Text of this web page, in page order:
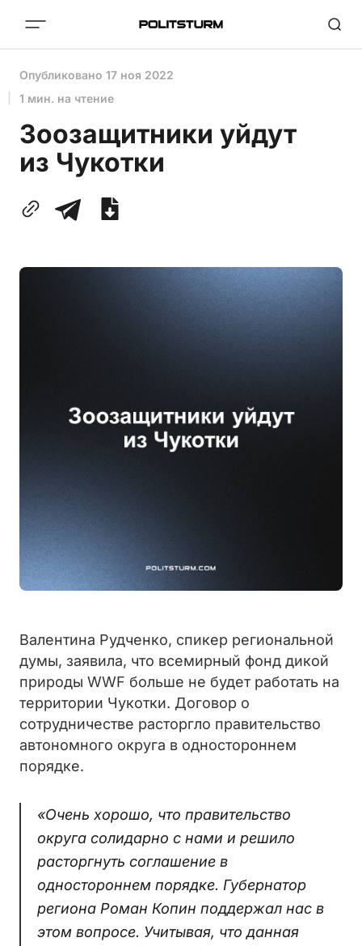
Опубликовано 17 ноя 2022
1 мин. на чтение
Зоозащитники уйдут
из Чукотки
Валентина Рудченко, спикер региональной
думы, заявила, что всемирный фонд дикой
природы WWF больше не будет работать на
территории Чукотки. Договор о
сотрудничестве расторгло правительство
автономного округа в одностороннем
порядке.
«Очень хорошо, что правительство
округа солидарно с нами и решило
расторгнуть соглашение в
одностороннем порядке. Губернатор
региона Роман Копин поддержал нас в
этом вопросе. Учитывая, что данная